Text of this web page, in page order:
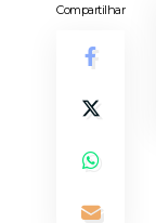
Compartilhar